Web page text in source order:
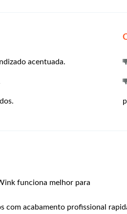
acentuada.
funciona melhor para
com acabamento profissional